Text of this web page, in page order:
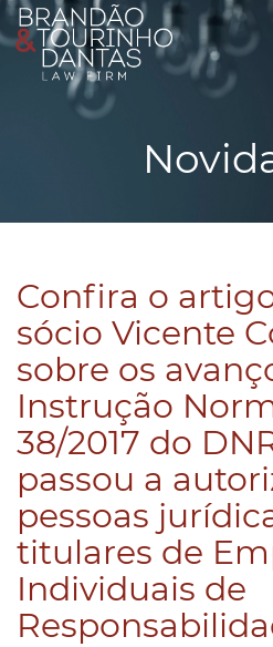
Confira o
sócio Vicente
sobre os
Instrução
38/2017 do
passou a
pessoas
titulares de
Individuais de